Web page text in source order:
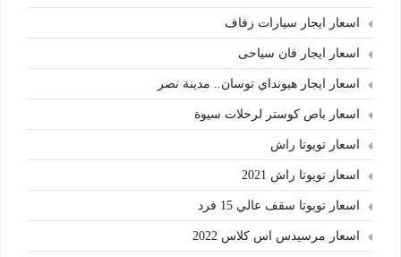
اسعار ايجار سيارات زفاف
اسعار ايجار فان سياحى
اسعار ايجار هيونداي توسان.. مدينة نصر
اسعار باص كوستر لرحلات سيوة
اسعار تويوتا راش
اسعار تويوتا راش 2021
اسعار تويوتا سقف عالي 15 فرد
اسعار مرسيدس اس كلاس 2022